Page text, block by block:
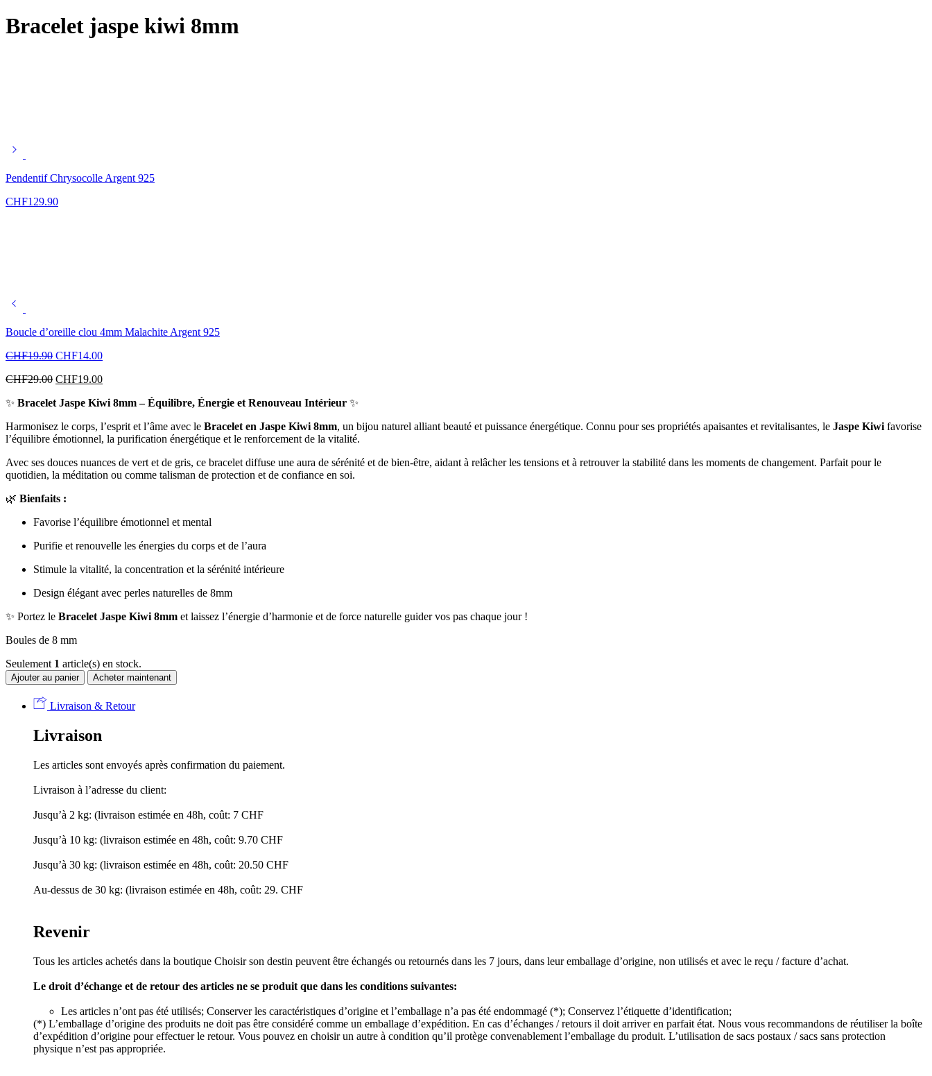
Bracelet jaspe kiwi 8mm
Pendentif Chrysocolle Argent 925
CHF129.90
Boucle d’oreille clou 4mm Malachite Argent 925
CHF19.90 CHF14.00
CHF29.00 CHF19.00
✨ Bracelet Jaspe Kiwi 8mm – Équilibre, Énergie et Renouveau Intérieur ✨
Harmonisez le corps, l’esprit et l’âme avec le Bracelet en Jaspe Kiwi 8mm, un bijou naturel alliant beauté et puissance énergétique. Connu pour ses propriétés apaisantes et revitalisantes, le Jaspe Kiwi favorise
l’équilibre émotionnel, la purification énergétique et le renforcement de la vitalité.
Avec ses douces nuances de vert et de gris, ce bracelet diffuse une aura de sérénité et de bien-être, aidant à relâcher les tensions et à retrouver la stabilité dans les moments de changement. Parfait pour le
quotidien, la méditation ou comme talisman de protection et de confiance en soi.
🌿 Bienfaits :
Favorise l’équilibre émotionnel et mental
Purifie et renouvelle les énergies du corps et de l’aura
Stimule la vitalité, la concentration et la sérénité intérieure
Design élégant avec perles naturelles de 8mm
✨ Portez le Bracelet Jaspe Kiwi 8mm et laissez l’énergie d’harmonie et de force naturelle guider vos pas chaque jour !
Boules de 8 mm
Seulement 1 article(s) en stock.
Ajouter au panier Acheter maintenant
Livraison & Retour
Livraison
Les articles sont envoyés après confirmation du paiement.
Livraison à l’adresse du client:
Jusqu’à 2 kg: (livraison estimée en 48h, coût: 7 CHF
Jusqu’à 10 kg: (livraison estimée en 48h, coût: 9.70 CHF
Jusqu’à 30 kg: (livraison estimée en 48h, coût: 20.50 CHF
Au-dessus de 30 kg: (livraison estimée en 48h, coût: 29. CHF
Revenir
Tous les articles achetés dans la boutique Choisir son destin peuvent être échangés ou retournés dans les 7 jours, dans leur emballage d’origine, non utilisés et avec le reçu / facture d’achat.
Le droit d’échange et de retour des articles ne se produit que dans les conditions suivantes:
Les articles n’ont pas été utilisés; Conserver les caractéristiques d’origine et l’emballage n’a pas été endommagé (*); Conservez l’étiquette d’identification;
(*) L’emballage d’origine des produits ne doit pas être considéré comme un emballage d’expédition. En cas d’échanges / retours il doit arriver en parfait état. Nous vous recommandons de réutiliser la boîte
d’expédition d’origine pour effectuer le retour. Vous pouvez en choisir un autre à condition qu’il protège convenablement l’emballage du produit. L’utilisation de sacs postaux / sacs sans protection
physique n’est pas appropriée.